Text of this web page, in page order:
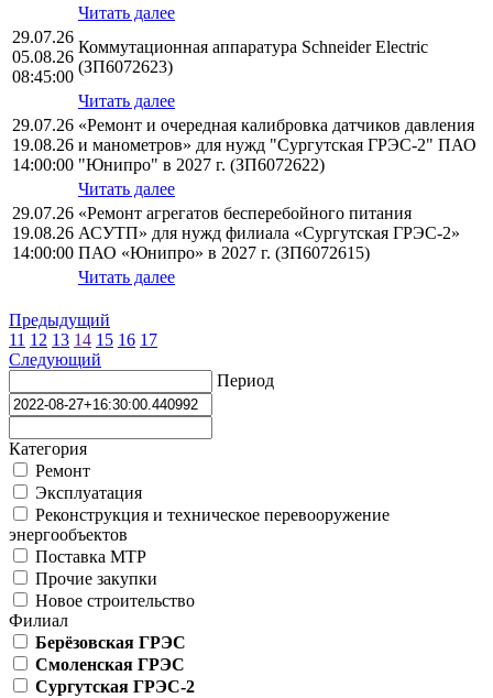
Читать далее
29.07.26
05.08.26
08:45:00
Коммутационная аппаратура Schneider Electric
(ЗП6072623)
Читать далее
29.07.26
19.08.26
14:00:00
«Ремонт и очередная калибровка датчиков давления
и манометров» для нужд "Сургутская ГРЭС-2" ПАО
"Юнипро" в 2027 г. (ЗП6072622)
Читать далее
29.07.26
19.08.26
14:00:00
«Ремонт агрегатов бесперебойного питания
АСУТП» для нужд филиала «Сургутская ГРЭС-2»
ПАО «Юнипро» в 2027 г. (ЗП6072615)
Читать далее
Предыдущий
11 12 13 14 15 16 17
Следующий
Период
Категория
Ремонт
Эксплуатация
Реконструкция и техническое перевооружение
энергообъектов
Поставка МТР
Прочие закупки
Новое строительство
Филиал
Берёзовская ГРЭС
Смоленская ГРЭС
Сургутская ГРЭС-2